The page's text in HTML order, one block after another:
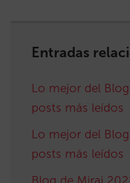
Entradas
Lo mejor del
posts más leídos
Lo mejor del
posts más leídos